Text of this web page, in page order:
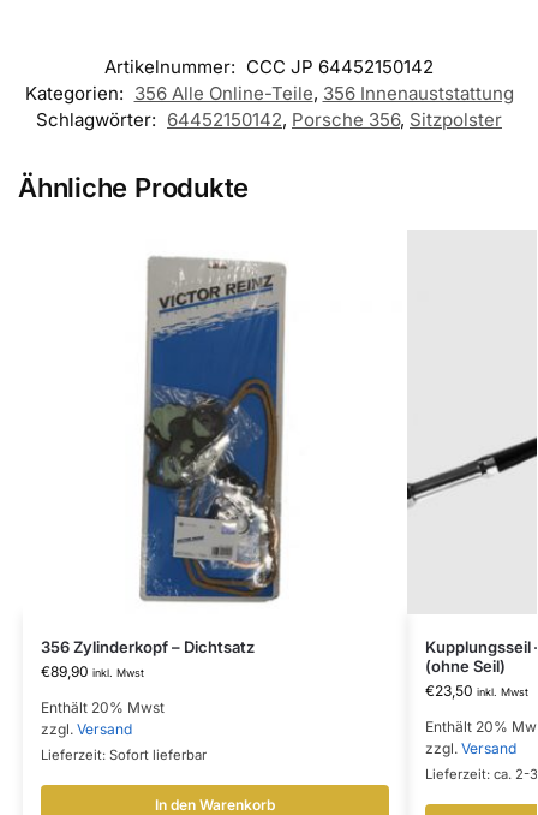
Artikelnummer: CCC JP 64452150142
Kategorien: 356 Alle Online-Teile, 356 Innenauststattung
Schlagwörter: 64452150142, Porsche 356, Sitzpolster
Ähnliche Produkte
356 Zylinderkopf – Dichtsatz
€89,90 inkl. Mwst
Enthält 20% Mwst
zzgl. Versand
Lieferzeit: Sofort lieferbar
In den Warenkorb
Kupplungsseil
(ohne Seil)
€23,50 inkl. Mwst
Enthält 20%
zzgl. Versand
Lieferzeit: ca. 2-